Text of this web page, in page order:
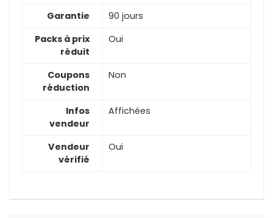
Garantie
90 jours
Packs à prix
réduit
Oui
Coupons
réduction
Non
Infos
vendeur
Affichées
Vendeur
vérifié
Oui